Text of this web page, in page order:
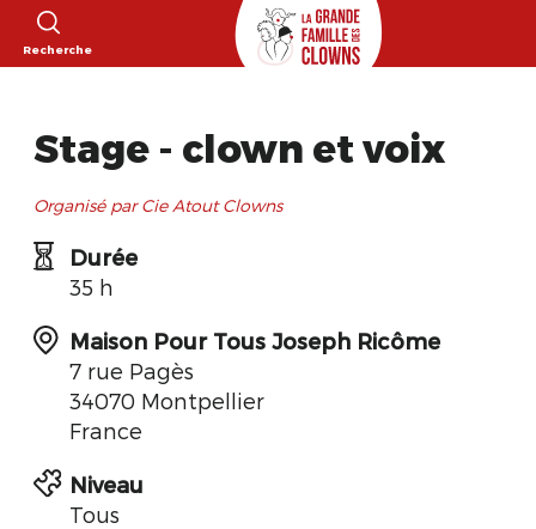
Recherche
Stage - clown et voix
Organisé par Cie Atout Clowns
Durée
35 h
Maison Pour Tous Joseph Ricôme
7 rue Pagès
34070 Montpellier
France
Niveau
Tous